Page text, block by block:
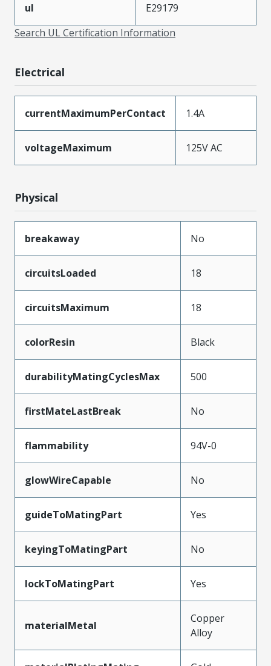
ul
E29179
Search UL Certification Information
Electrical
currentMaximumPerContact 1.4A
voltageMaximum 125V AC
Physical
breakaway No
circuitsLoaded 18
circuitsMaximum 18
colorResin Black
durabilityMatingCyclesMax 500
firstMateLastBreak No
flammability 94V-0
glowWireCapable No
guideToMatingPart Yes
keyingToMatingPart No
lockToMatingPart Yes
materialMetal
Copper
Alloy